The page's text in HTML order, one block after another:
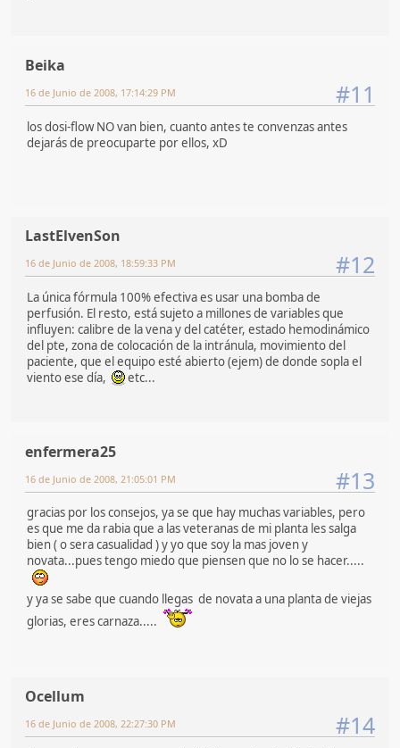
Beika
#11
16 de Junio de 2008, 17:14:29 PM
los dosi-flow NO van bien, cuanto antes te convenzas antes
dejarás de preocuparte por ellos, xD
LastElvenSon
#12
16 de Junio de 2008, 18:59:33 PM
La única fórmula 100% efectiva es usar una bomba de
perfusión. El resto, está sujeto a millones de variables que
influyen: calibre de la vena y del catéter, estado hemodinámico
del pte, zona de colocación de la intránula, movimiento del
paciente, que el equipo esté abierto (ejem) de donde sopla el
viento ese día,
etc...
enfermera25
#13
16 de Junio de 2008, 21:05:01 PM
gracias por los consejos, ya se que hay muchas variables, pero
es que me da rabia que a las veteranas de mi planta les salga
bien ( o sera casualidad ) y yo que soy la mas joven y
novata...pues tengo miedo que piensen que no lo se hacer.....
y ya se sabe que cuando llegas de novata a una planta de viejas
glorias, eres carnaza.....
Ocellum
#14
16 de Junio de 2008, 22:27:30 PM